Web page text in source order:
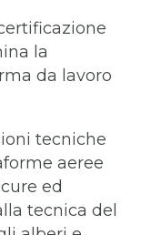
la
da lavoro
tecniche
aeree
ed
tecnica del